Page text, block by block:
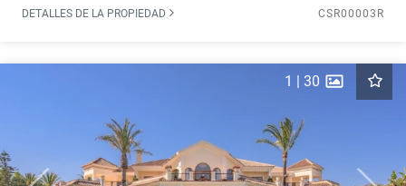
DETALLES DE LA PROPIEDAD CSR00003R
1 | 30